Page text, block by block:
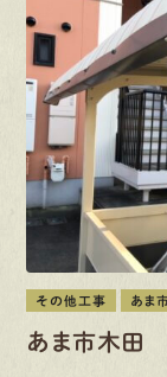
その他工事 あま
あま市木田